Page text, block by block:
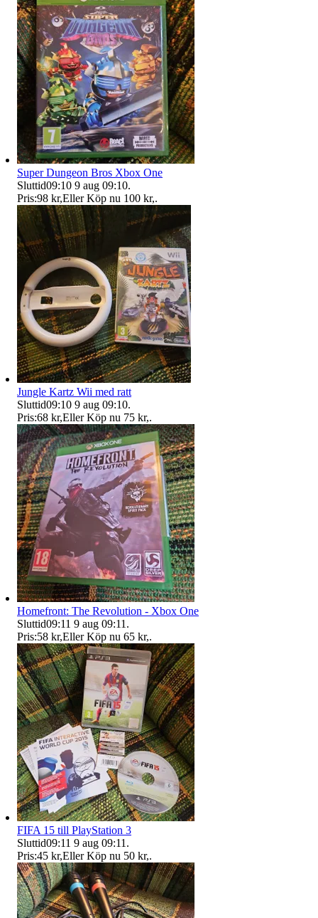
Super Dungeon Bros Xbox One
Sluttid09:10 9 aug 09:10.
Pris:98 kr,Eller Köp nu 100 kr,.
Jungle Kartz Wii med ratt
Sluttid09:10 9 aug 09:10.
Pris:68 kr,Eller Köp nu 75 kr,.
Homefront: The Revolution - Xbox One
Sluttid09:11 9 aug 09:11 .
Pris:58 kr,Eller Köp nu 65 kr,.
FIFA 15 till PlayStation 3
Sluttid09:11 9 aug 09:11 .
Pris:45 kr,Eller Köp nu 50 kr,.